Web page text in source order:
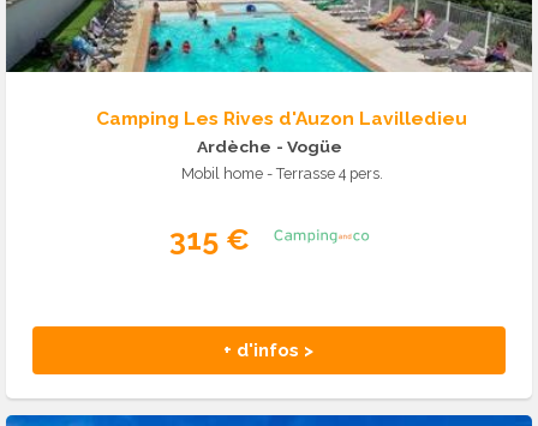
Camping Les Rives d'Auzon Lavilledieu
Ardèche - Vogüe
Mobil home - Terrasse 4 pers.
315 €
+ d'infos >